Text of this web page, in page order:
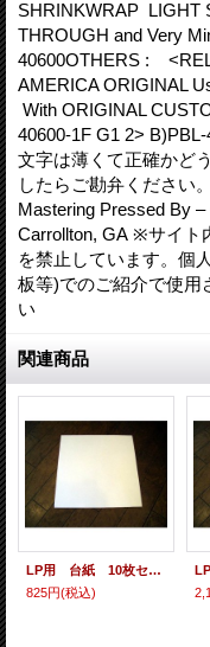
SHRINKWRAP LIGHT
THROUGH and Very
40600OTHERS :
AMERICA
With ORIGINAL
40600-1F G1 2>
文字は薄くて正確かど
したらご勘弁ください
Mastering Pressed By
Carrollton, GA ※サイト
を禁止しています。個
板等)でのご紹介で使用
い
関連商品
LP用 台紙 10枚セット
825円(税込)